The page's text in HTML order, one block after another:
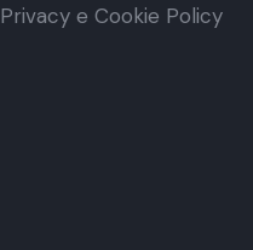
Privacy e Cookie Policy